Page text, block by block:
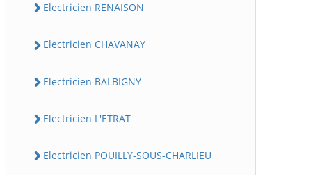
Electricien RENAISON
Electricien CHAVANAY
Electricien BALBIGNY
Electricien L'ETRAT
Electricien POUILLY-SOUS-CHARLIEU